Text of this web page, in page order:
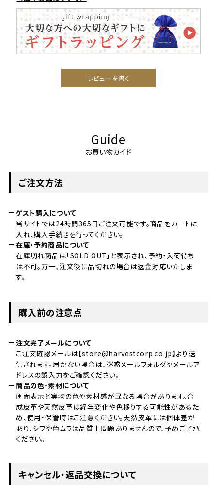
レビューを書く
Guide
お買い物ガイド
ご注文方法
ゲスト購入について
当サイトでは24時間365日ご注文可能です。商品をカートに
入れ、購入手続きを行ってください。
在庫・予約商品について
在庫切れ商品は「SOLD OUT」と表示され、予約・入荷待ち
は不可。万一、注文後に品切れの場合は返金対応いたしま
す。
購入前の注意点
注文完了メールについて
ご注文確認メールは【store@harvestcorp.co.jp】より送
信されます。届かない場合は、迷惑メールフォルダやメールア
ドレスの誤入力をご確認ください。
商品の色・素材について
画面表示と実物の色や素材感が異なる場合があります。合
成皮革や天然皮革は経年変化や色移りする可能性があるた
め、使用・保管時はご注意ください。天然皮革には個体差が
あり、シワや色ムラは品質上問題ありませんので、予めご了承
ください。
キャンセル・返品交換について